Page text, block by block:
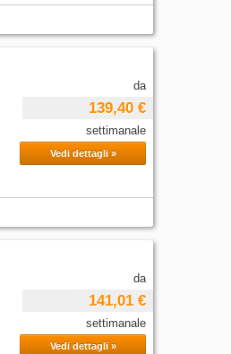
da
139,40 €
settimanale
Vedi dettagli »
da
141,01 €
settimanale
Vedi dettagli »